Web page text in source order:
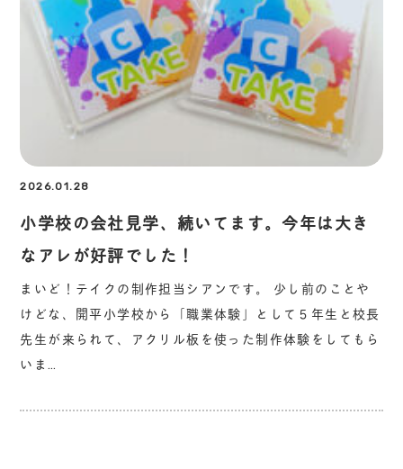
2026.01.28
小学校の会社見学、続いてます。今年は大き
なアレが好評でした！
まいど！テイクの制作担当シアンです。 少し前のことや
けどな、開平小学校から「職業体験」として５年生と校長
先生が来られて、アクリル板を使った制作体験をしてもら
いま…